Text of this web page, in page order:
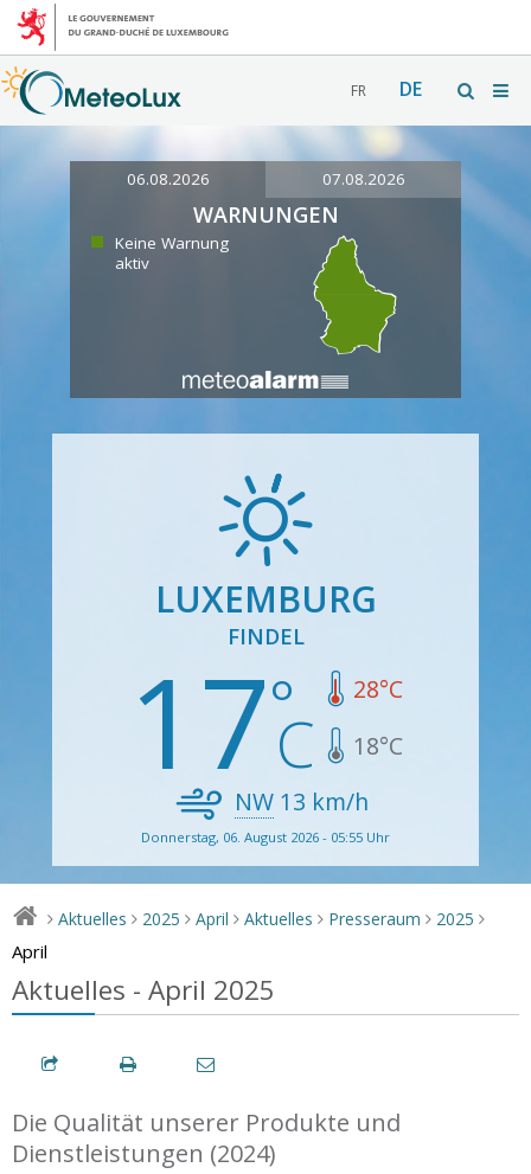
FR DE
06.08.2026 07.08.2026
WARNUNGEN
Keine Warnung
aktiv
LUXEMBURG
FINDEL
17 28°C
18°C
NW13 km/h
Donnerstag, 06. August 2026 - 05:55 Uhr
> Aktuelles > 2025 > April > Aktuelles > Presseraum > 2025 >
April
Aktuelles - April 2025
Die Qualität unserer Produkte und
Dienstleistungen (2024)